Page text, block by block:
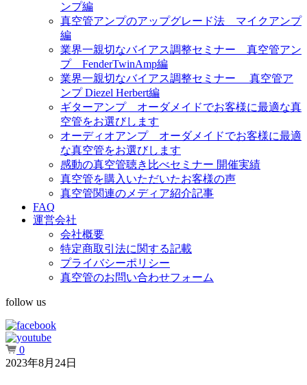
ンプ編
真空管アンプのアップグレード法 マイクアンプ
編
業界一親切なバイアス調整セミナー 真空管アン
プ FenderTwinAmp編
業界一親切なバイアス調整セミナー 真空管ア
ンプ Diezel Herbert編
ギターアンプ オーダメイドでお客様に最適な真
空管をお選びします
オーディオアンプ オーダメイドでお客様に最適
な真空管をお選びします
感動の真空管聴き比べセミナー 開催実績
真空管を購入いただいたお客様の声
真空管関連のメディア紹介記事
FAQ
運営会社
会社概要
特定商取引法に関する記載
プライバシーポリシー
真空管のお問い合わせフォーム
follow us
0
2023年8月24日